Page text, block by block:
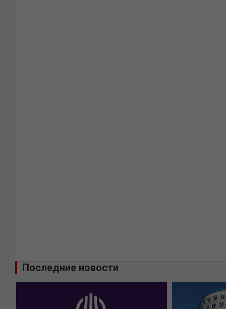
Последние новости